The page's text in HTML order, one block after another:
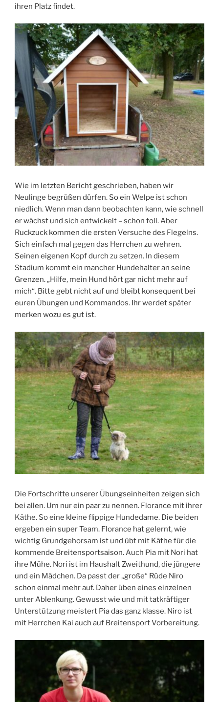
ihren Platz findet.
Wie im letzten Bericht geschrieben, haben wir
Neulinge begrüßen dürfen. So ein Welpe ist schon
niedlich. Wenn man dann beobachten kann, wie schnell
er wächst und sich entwickelt – schon toll. Aber
Ruckzuck kommen die ersten Versuche des Flegelns.
Sich einfach mal gegen das Herrchen zu wehren.
Seinen eigenen Kopf durch zu setzen. In diesem
Stadium kommt ein mancher Hundehalter an seine
Grenzen. „Hilfe, mein Hund hört gar nicht mehr auf
mich“. Bitte gebt nicht auf und bleibt konsequent bei
euren Übungen und Kommandos. Ihr werdet später
merken wozu es gut ist.
Die Fortschritte unserer Übungseinheiten zeigen sich
bei allen. Um nur ein paar zu nennen. Florance mit ihrer
Käthe. So eine kleine flippige Hundedame. Die beiden
ergeben ein super Team. Florance hat gelernt, wie
wichtig Grundgehorsam ist und übt mit Käthe für die
kommende Breitensportsaison. Auch Pia mit Nori hat
ihre Mühe. Nori ist im Haushalt Zweithund, die jüngere
und ein Mädchen. Da passt der „große“ Rüde Niro
schon einmal mehr auf. Daher üben eines einzelnen
unter Ablenkung. Gewusst wie und mit tatkräftiger
Unterstützung meistert Pia das ganz klasse. Niro ist
mit Herrchen Kai auch auf Breitensport Vorbereitung.